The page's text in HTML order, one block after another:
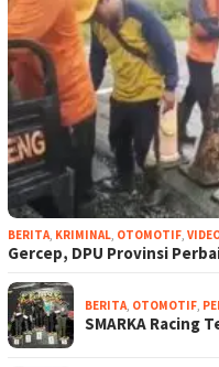
BERITA KRIMINAL OTOMOTIF
Gercep, DPU Provinsi
BERITA OTOMOTIF
SMARKA Racing